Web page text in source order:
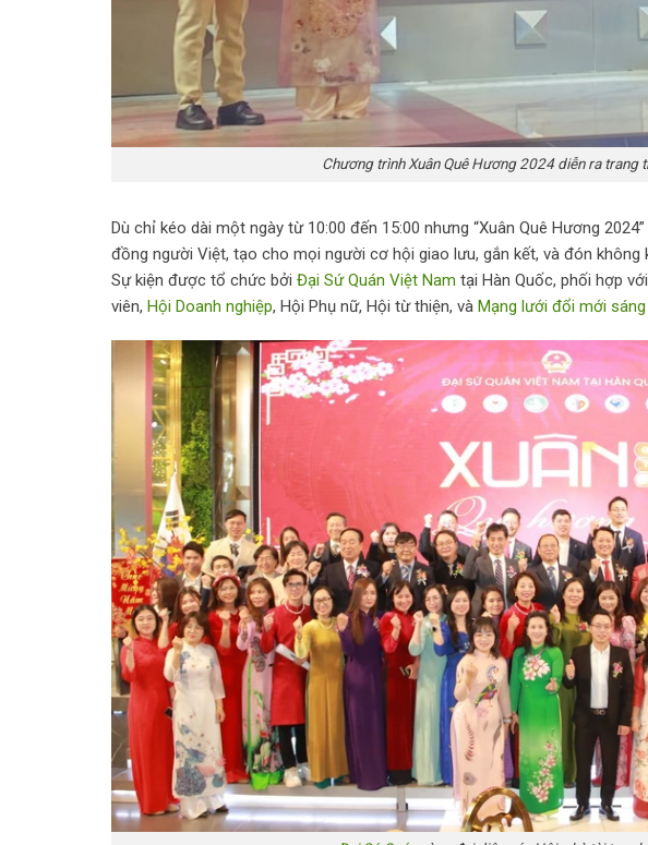
Chương trình Xuân Quê Hương 2024 diễn ra trang
Dù chỉ kéo dài một ngày từ 10:00 đến 15:00 nhưng “Xuân Quê Hương
đồng người Việt, tạo cho mọi người cơ hội giao lưu, gắn kết, và đón không
Sự kiện được tổ chức bởi Đại Sứ Quán Việt Nam tại Hàn Quốc, phối hợp
viên, Hội Doanh nghiệp, Hội Phụ nữ, Hội từ thiện, và Mạng lưới đổi mới